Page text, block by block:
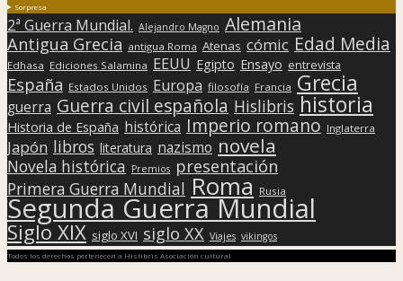
Sorpresa
2ª Guerra Mundial. Alejandro Magno Alemania
Antigua Grecia antigua Roma Atenas cómic Edad Media
Edhasa Ediciones Salamina EEUU Egipto Ensayo entrevista
España Estados Unidos Europa filosofía Francia Grecia
guerra Guerra civil española Hislibris historia
Historia de España histórica Imperio romano Inglaterra
Japón libros literatura nazismo novela
Novela histórica Premios presentación
Primera Guerra Mundial Roma Rusia
Segunda Guerra Mundial
Siglo XIX siglo XVI siglo XX Viajes vikingos
Todos los derechos pertenecen a Hislibris Asociación cultural